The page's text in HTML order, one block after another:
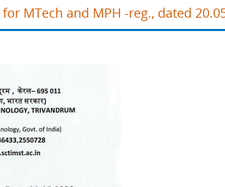
MTech and MPH -reg., dated